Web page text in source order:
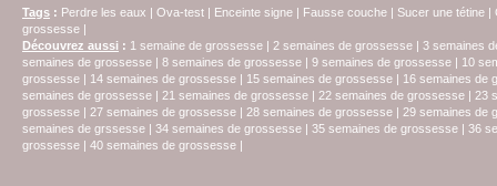
Tags : Perdre les eaux | Ova-test | Enceinte signe | Fausse couche | Sucer une tétine |
grossesse |
Découvrez aussi : 1 semaine de grossesse | 2 semaines de grossesse | 3 semaines
semaines de grossesse | 8 semaines de grossesse | 9 semaines de grossesse | 10
grossesse | 14 semaines de grossesse | 15 semaines de grossesse | 16 semaines de
semaines de grossesse | 21 semaines de grossesse | 22 semaines de grossesse | 23
grossesse | 27 semaines de grossesse | 28 semaines de grossesse | 29 semaines de
semaines de grssesse | 34 semaines de grossesse | 35 semaines de grossesse | 36
grossesse | 40 semaines de grossesse |